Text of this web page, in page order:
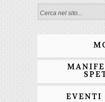
Form di
EVENTI